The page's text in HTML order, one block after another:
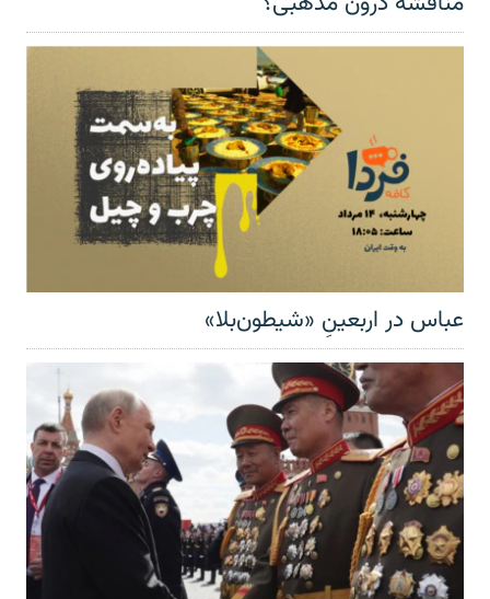
عباس در اربعینِ «شیطون‌بلا»